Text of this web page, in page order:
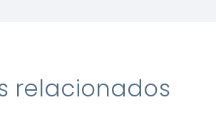
relacionados